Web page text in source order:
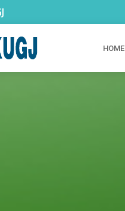
HOME